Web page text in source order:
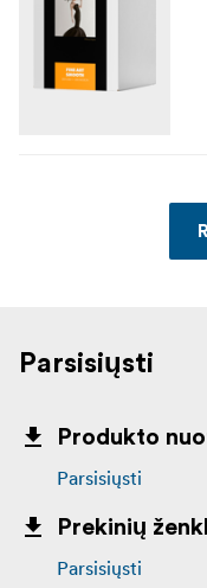
Parsisiųsti
Produkto
Parsisiųsti
Prekinių
Parsisiųsti